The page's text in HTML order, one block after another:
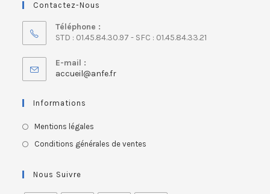
Contactez-Nous
Téléphone :
STD : 01.45.84.30.97 - SFC : 01.45.84.33.21
E-mail :
accueil@anfe.fr
Informations
Mentions légales
Conditions générales de ventes
Nous Suivre